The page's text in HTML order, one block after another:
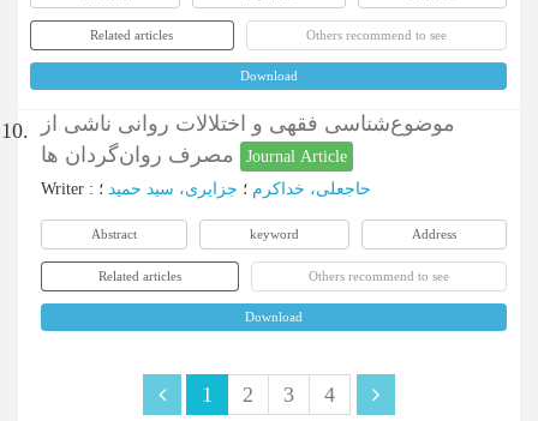
Related articles Others recommend to see
Download
10.
موضوع‌شناسی فقهی و اختلالات روانی ناشی از
Journal Article
Writer : حاجعلی، خداکرم ؛ جزایری، سید حمید ؛
Abstract keyword Address
Related articles Others recommend to see
Download
1 2 3 4